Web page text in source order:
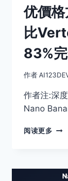
优價
比
83%
作者
作者注:深
Nano
阅读更多 掌
API